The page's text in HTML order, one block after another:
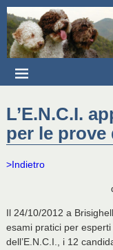
L’E.N.C.I.
per le prove
>Indietro
Il 24/10/2012 a
esami pratici per
dell’E.N.C.I., i 12